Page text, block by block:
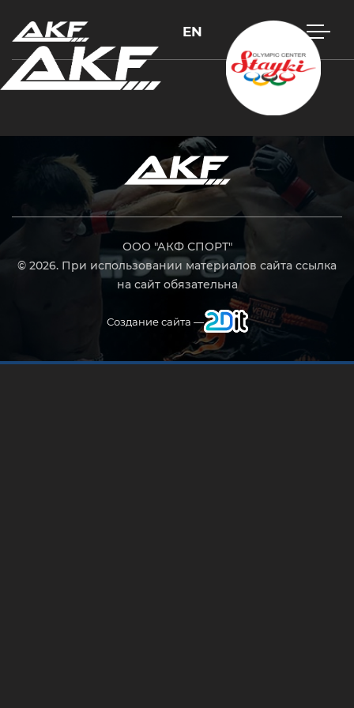
EN
ООО "АКФ СПОРТ"
© 2026. При использовании материалов сайта ссылка
на сайт обязательна
Создание сайта —
Нажмите Enter для поиска или Esc, чтобы закрыть